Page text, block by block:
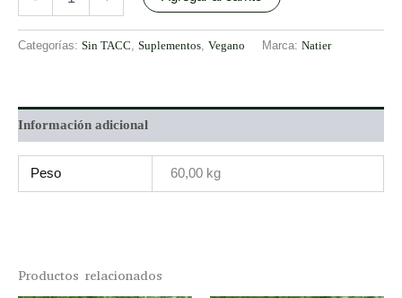
Categorías: Sin TACC, Suplementos, Vegano Marca: Natier
Información adicional
Peso 60,00 kg
Productos relacionados